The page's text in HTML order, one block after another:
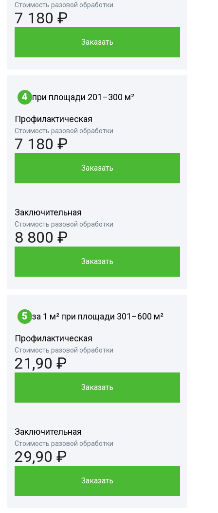
Стоимость разовой обработки
7 180 ₽
Заказать
4 при площади 201–300 м²
Профилактическая
Стоимость разовой обработки
7 180 ₽
Заказать
Заключительная
Стоимость разовой обработки
8 800 ₽
Заказать
5 за 1 м² при площади 301–600 м²
Профилактическая
Стоимость разовой обработки
21,90 ₽
Заказать
Заключительная
Стоимость разовой обработки
29,90 ₽
Заказать